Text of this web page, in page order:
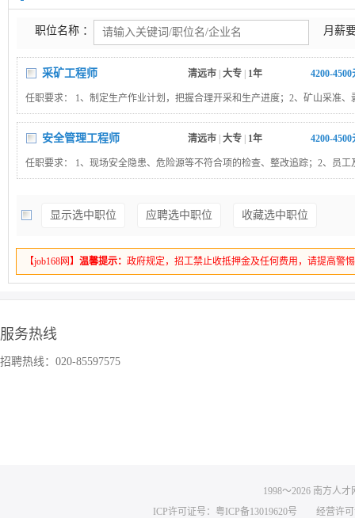
职位名称 ： 月薪
采矿工程师 清远市 大专 1年 4200-4500
任职要求： 1、制定生产作业计划，把握合理开采和生产进度；2、矿山采准、
孔、爆破的具体设计及施工；3、备件、材料、油料的计划和消耗成本，提交
协助工段长制定生产作业计划及技术经济指标；5、采矿证、安全生产许可证
安全管理工程师 清远市 大专 1年 4200-4500
任职要求： 1、现场安全隐患、危险源等不符合项的检查、整改追踪；2、员工
三级安全教育培训、安全活动规划、考试落实；3、特种设备日常使用监管、
配备计划；5、完成上级领导交办的其它工作。要求：安全工程类相关专业、
显示选中职位 应聘选中职位 收藏选中职位
【job168网】 温馨提示： 政府规定，招工禁止收抵押金及任何费用，请提高警
服务热线
招聘热线：020-85597575
1998～2026 南方人才
ICP许可证号：粤ICP备13019620号 经营许可